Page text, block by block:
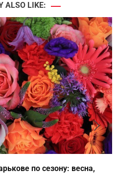
ALSO LIKE:
по сезону: весна,